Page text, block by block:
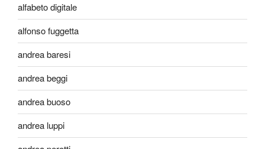
alfabeto digitale
alfonso fuggetta
andrea baresi
andrea beggi
andrea buoso
andrea luppi